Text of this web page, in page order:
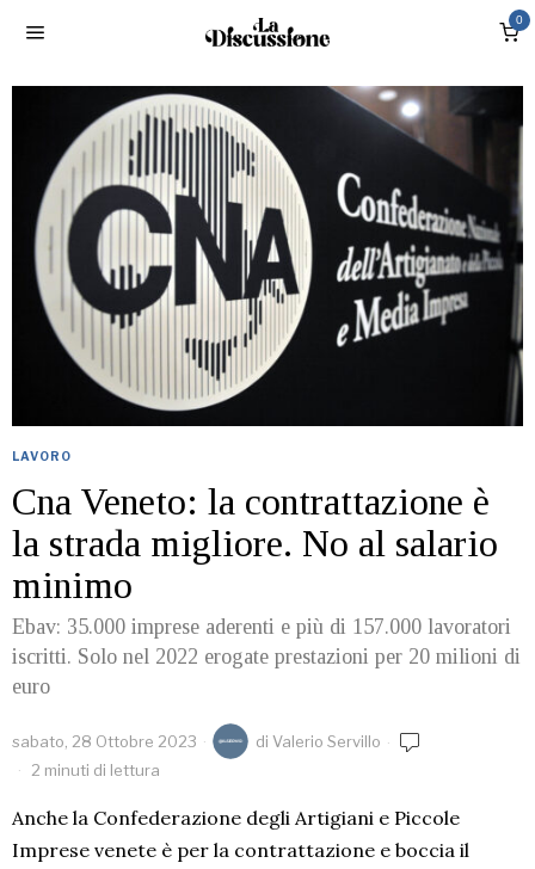
0
LAVORO
Cna Veneto: la contrattazione è
la strada migliore. No al salario
minimo
Ebav: 35.000 imprese aderenti e più di 157.000 lavoratori
iscritti. Solo nel 2022 erogate prestazioni per 20 milioni di
euro
sabato, 28 Ottobre 2023 di Valerio Servillo
2 minuti di lettura
Anche la Confederazione degli Artigiani e Piccole
Imprese venete è per la contrattazione e boccia il